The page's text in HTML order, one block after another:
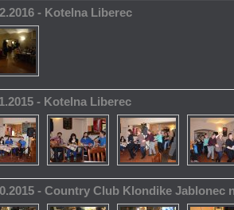
- Kotelna Liberec
- Kotelna Liberec
- Country Club Klondike Jablonec